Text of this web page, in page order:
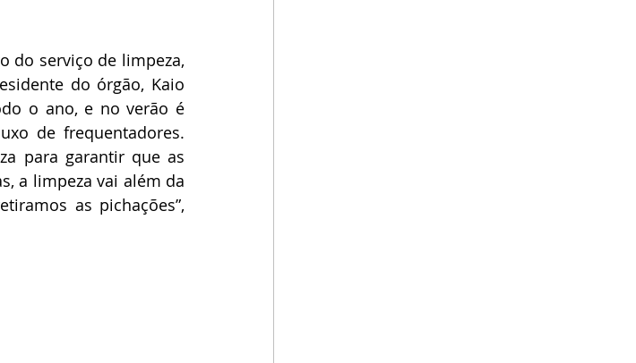
do serviço de limpeza,
do órgão, Kaio
o ano, e no verão é
de frequentadores.
para garantir que as
a limpeza vai além da
as pichações”,